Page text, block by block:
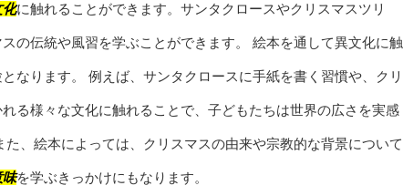
化に触れることができます。サンタクロースやクリスマスツリ
の伝統や風習を学ぶことができます。 絵本を通して異文化に触
なります。 例えば、サンタクロースに手紙を書く習慣や、クリ
る様々な文化に触れることで、子どもたちは世界の広さを実感
、絵本によっては、クリスマスの由来や宗教的な背景について
味を学ぶきっかけにもなります。